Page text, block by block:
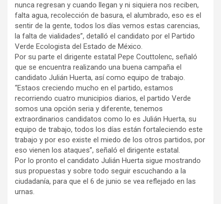
nunca regresan y cuando llegan y ni siquiera nos reciben,
falta agua, recolección de basura, el alumbrado, eso es el
sentir de la gente, todos los días vemos estas carencias,
la falta de vialidades”, detalló el candidato por el Partido
Verde Ecologista del Estado de México.
Por su parte el dirigente estatal Pepe Couttolenc, señaló
que se encuentra realizando una buena campaña el
candidato Julián Huerta, así como equipo de trabajo.
“Estaos creciendo mucho en el partido, estamos
recorriendo cuatro municipios diarios, el partido Verde
somos una opción seria y diferente, tenemos
extraordinarios candidatos como lo es Julián Huerta, su
equipo de trabajo, todos los días están fortaleciendo este
trabajo y por eso existe el miedo de los otros partidos, por
eso vienen los ataques”, señaló el dirigente estatal.
Por lo pronto el candidato Julián Huerta sigue mostrando
sus propuestas y sobre todo seguir escuchando a la
ciudadanía, para que el 6 de junio se vea reflejado en las
urnas.